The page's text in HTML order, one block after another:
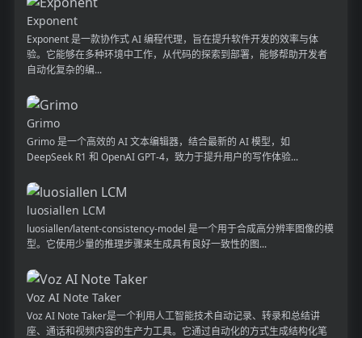
Exponent
Exponent 是一款协作式 AI 编程代理，旨在提升软件开发的效率与体
验。它能够在多种环境中工作，从代码的探索到部署，能够帮助开发者
自动化复杂的编...
Grimo
Grimo 是一个高效的 AI 文本编辑器，结合最新的 AI 模型，如
DeepSeek R1 和 OpenAI GPT-4，致力于提升用户的写作体验...
luosiallen LCM
luosiallen/latent-consistency-model 是一个用于合成高分辨率图像的模
型。它使用少量的推理步骤来生成具有良好一致性的图...
Voz AI Note Taker
Voz AI Note Taker是一个利用人工智能技术自动记录、转录和总结讲
座、通话和视频内容的生产力工具。它通过自动化的方式生成结构化笔